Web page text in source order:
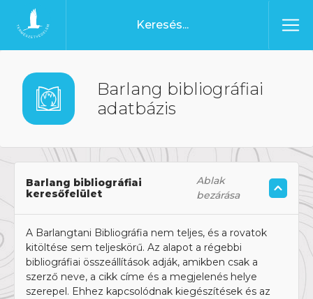
Ugrás a tartalomhoz
Főoldal
Barlang bibliográfiai
adatbázis
Barlang bibliográfiai
keresőfelület
Ablak
bezárása
A Barlangtani Bibliográfia nem teljes, és a rovatok
kitöltése sem teljeskörű. Az alapot a régebbi
bibliográfiai összeállítások adják, amikben csak a
szerző neve, a cikk címe és a megjelenés helye
szerepel. Ehhez kapcsolódnak kiegészítések és az